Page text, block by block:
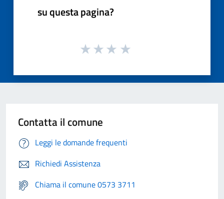
su questa pagina?
Contatta il comune
Leggi le domande frequenti
Richiedi Assistenza
Chiama il comune 0573 3711